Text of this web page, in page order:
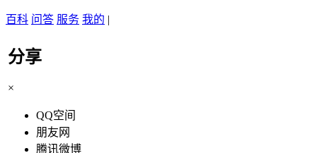
百科 问答 服务 我的 |
分享
×
QQ空间
朋友网
腾讯微博